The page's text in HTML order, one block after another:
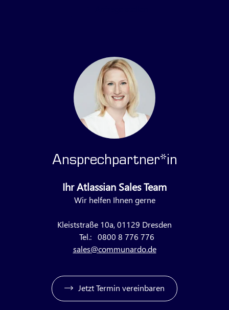
Ansprechpartner*in
Ihr Atlassian Sales Team
Wir helfen Ihnen gerne
Kleiststraße 10a, 01129 Dresden
Tel.: 0800 8 776 776
sales@communardo.de
Jetzt Termin vereinbaren